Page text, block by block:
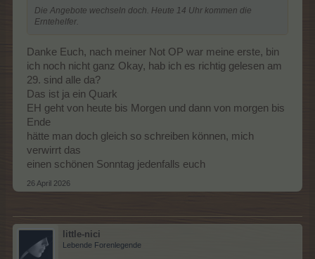
Die Angebote wechseln doch. Heute 14 Uhr kommen die
Erntehelfer.
Danke Euch, nach meiner Not OP war meine erste, bin
ich noch nicht ganz Okay, hab ich es richtig gelesen am
29. sind alle da?
Das ist ja ein Quark
EH geht von heute bis Morgen und dann von morgen bis
Ende
hätte man doch gleich so schreiben können, mich
verwirrt das
einen schönen Sonntag jedenfalls euch
26 April 2026
little-nici
Lebende Forenlegende